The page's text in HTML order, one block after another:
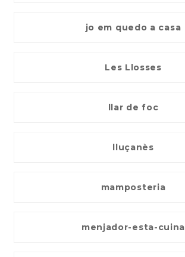
jo em quedo a casa
Les Llosses
llar de foc
lluçanès
mamposteria
menjador-esta-cuina